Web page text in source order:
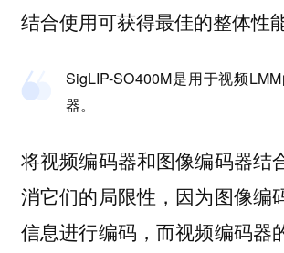
结合使用可获得最佳的整体性能
SigLIP-SO400M是用于视频
器。
将视频编码器和图像编码器结
消它们的局限性，因为图像编
信息进行编码，而视频编码器